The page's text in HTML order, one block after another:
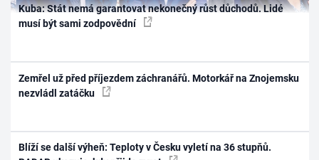
Kuba: Stát nemá garantovat nekonečný růst důchodů. Lidé
musí být sami zodpovědní
Zemřel už před příjezdem záchranářů. Motorkář na Znojemsku
nezvládl zatáčku
Blíží se další výheň: Teploty v Česku vyletí na 36 stupňů.